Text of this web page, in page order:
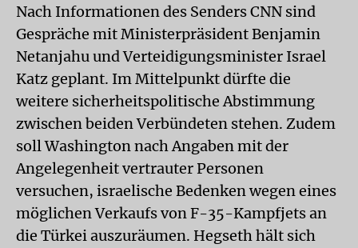
Nach Informationen des Senders CNN sind
Gespräche mit Ministerpräsident Benjamin
Netanjahu und Verteidigungsminister Israel
Katz geplant. Im Mittelpunkt dürfte die
weitere sicherheitspolitische Abstimmung
zwischen beiden Verbündeten stehen. Zudem
soll Washington nach Angaben mit der
Angelegenheit vertrauter Personen
versuchen, israelische Bedenken wegen eines
möglichen Verkaufs von F-35-Kampfjets an
die Türkei auszuräumen. Hegseth hält sich